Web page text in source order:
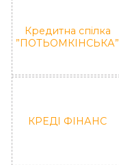
Кредитна спілка
”ПОТЬОМКІНСЬКА”
КРЕДІ ФІНАНС